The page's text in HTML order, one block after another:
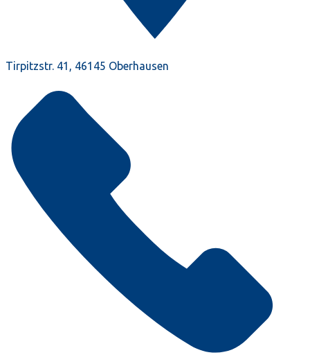
Tirpitzstr. 41, 46145 Oberhausen